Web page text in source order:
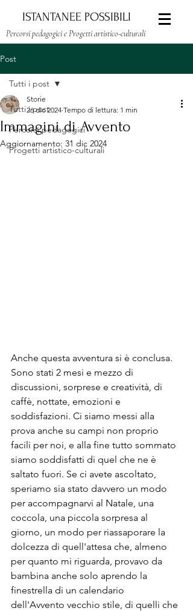
ISTANTANEE POSSIBILI
Percorsi pedagogici e Progetti artistico-culturali
Post
Tutti i post
Percorsi pedagogici
Progetti artistico-culturali
Tutti i post
Immagini di Avvento
Storie
26 dic 2024 Tempo di lettura: 1 min
Aggiornamento: 31 dic 2024
Anche questa avventura si è conclusa.
Sono stati 2 mesi e mezzo di
discussioni, sorprese e creatività, di
caffè, nottate, emozioni e
soddisfazioni. Ci siamo messi alla
prova anche su campi non proprio
facili per noi, e alla fine tutto sommato
siamo soddisfatti di quel che ne è
saltato fuori. Se ci avete ascoltato,
speriamo sia stato davvero un modo
per accompagnarvi al Natale, una
coccola, una piccola sorpresa al
giorno, un modo per riassaporare la
dolcezza di quell'attesa che, almeno
per quanto mi riguarda, provavo da
bambina anche solo aprendo la
finestrella di un calendario
dell'Avvento vecchio stile, di quelli che